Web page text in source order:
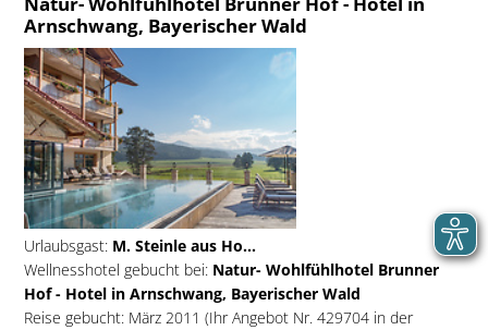
Arnschwang, Bayerischer Wald
Urlaubsgast:M. Steinle aus Ho...
Wellnesshotel gebucht bei:Natur- Wohlfühlhotel Brunner
Hof - Hotel in Arnschwang, Bayerischer Wald
Reise gebucht: März 2011 (Ihr Angebot Nr. 429704 in der